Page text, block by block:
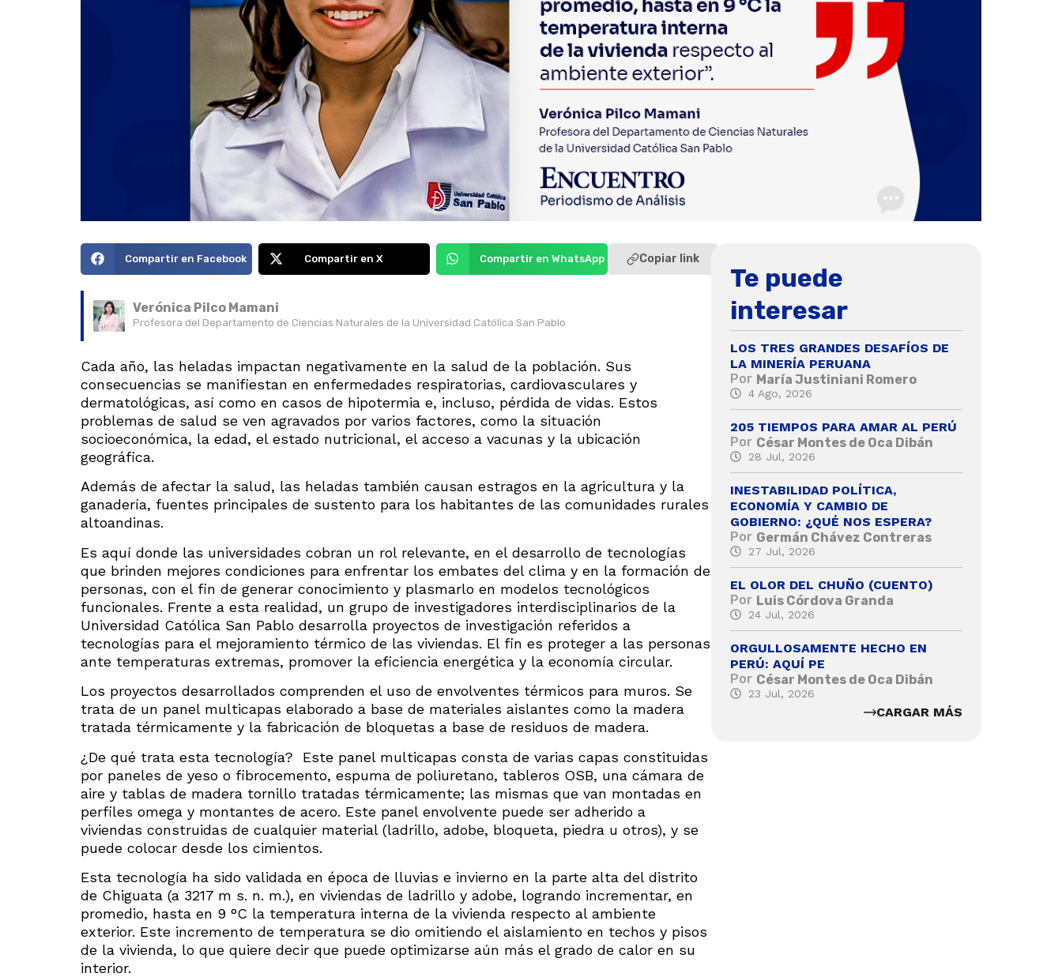
Compartir en Facebook Compartir en X Compartir en WhatsApp Copiar link
Verónica Pilco Mamani
Profesora del Departamento de Ciencias Naturales de la Universidad Católica San Pablo
Cada año, las heladas impactan negativamente en la salud de la población. Sus
consecuencias se manifiestan en enfermedades respiratorias, cardiovasculares y
dermatológicas, así como en casos de hipotermia e, incluso, pérdida de vidas. Estos
problemas de salud se ven agravados por varios factores, como la situación
socioeconómica, la edad, el estado nutricional, el acceso a vacunas y la ubicación
geográfica.
Además de afectar la salud, las heladas también causan estragos en la agricultura y la
ganadería, fuentes principales de sustento para los habitantes de las comunidades rurales
altoandinas.
Es aquí donde las universidades cobran un rol relevante, en el desarrollo de tecnologías
que brinden mejores condiciones para enfrentar los embates del clima y en la formación de
personas, con el fin de generar conocimiento y plasmarlo en modelos tecnológicos
funcionales. Frente a esta realidad, un grupo de investigadores interdisciplinarios de la
Universidad Católica San Pablo desarrolla proyectos de investigación referidos a
tecnologías para el mejoramiento térmico de las viviendas. El fin es proteger a las personas
ante temperaturas extremas, promover la eficiencia energética y la economía circular.
Los proyectos desarrollados comprenden el uso de envolventes térmicos para muros. Se
trata de un panel multicapas elaborado a base de materiales aislantes como la madera
tratada térmicamente y la fabricación de bloquetas a base de residuos de madera.
¿De qué trata esta tecnología? Este panel multicapas consta de varias capas constituidas
por paneles de yeso o fibrocemento, espuma de poliuretano, tableros OSB, una cámara de
aire y tablas de madera tornillo tratadas térmicamente; las mismas que van montadas en
perfiles omega y montantes de acero. Este panel envolvente puede ser adherido a
viviendas construidas de cualquier material (ladrillo, adobe, bloqueta, piedra u otros), y se
puede colocar desde los cimientos.
Esta tecnología ha sido validada en época de lluvias e invierno en la parte alta del distrito
de Chiguata (a 3217 m s. n. m.), en viviendas de ladrillo y adobe, logrando incrementar, en
promedio, hasta en 9 °C la temperatura interna de la vivienda respecto al ambiente
exterior. Este incremento de temperatura se dio omitiendo el aislamiento en techos y pisos
de la vivienda, lo que quiere decir que puede optimizarse aún más el grado de calor en su
interior.
Te puede
interesar
LOS TRES GRANDES DESAFÍOS DE
LA MINERÍA PERUANA
Por María Justiniani Romero
4 Ago, 2026
205 TIEMPOS PARA AMAR AL PERÚ
Por César Montes de Oca Dibán
28 Jul, 2026
INESTABILIDAD POLÍTICA,
ECONOMÍA Y CAMBIO DE
GOBIERNO: ¿QUÉ NOS ESPERA?
Por Germán Chávez Contreras
27 Jul, 2026
EL OLOR DEL CHUÑO (CUENTO)
Por Luis Córdova Granda
24 Jul, 2026
ORGULLOSAMENTE HECHO EN
PERÚ: AQUÍ PE
Por César Montes de Oca Dibán
23 Jul, 2026
CARGAR MÁS